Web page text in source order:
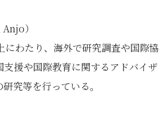
）
にわたり、海外で研究調査や国際協
援や国際教育に関するアドバイザ
究等を行っている。